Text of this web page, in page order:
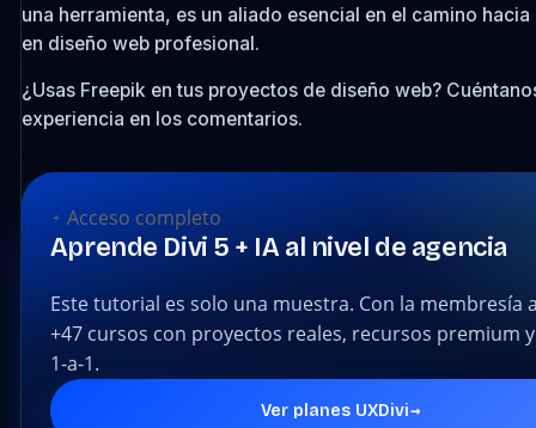
una herramienta, es un aliado esencial en el camino
en diseño web profesional.
¿Usas Freepik en tus proyectos de diseño web?
experiencia en los comentarios.
Acceso completo
Aprende Divi 5 + IA al nivel de agencia
Este tutorial es solo una muestra. Con la membresía
+47 cursos con proyectos reales, recursos premium
1-a-1.
Ver planes UXDivi→